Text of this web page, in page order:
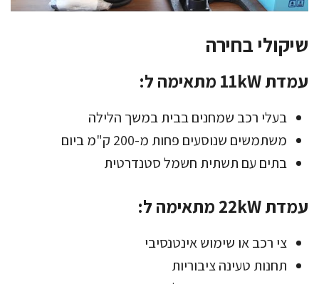
שיקולי בחירה
עמדת 11kW מתאימה ל:
בעלי רכב שמחנים בבית במשך הלילה
משתמשים שנוסעים פחות מ-200 ק"מ ביום
בתים עם תשתית חשמל סטנדרטית
עמדת 22kW מתאימה ל:
צי רכב או שימוש אינטנסיבי
תחנות טעינה ציבוריות